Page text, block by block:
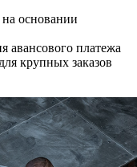
основании
авансового платежа
крупных заказов